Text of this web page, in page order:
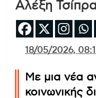
Αλέξη Τσίπρα
18/05/2026,
Με μια νέα
κοινωνικής